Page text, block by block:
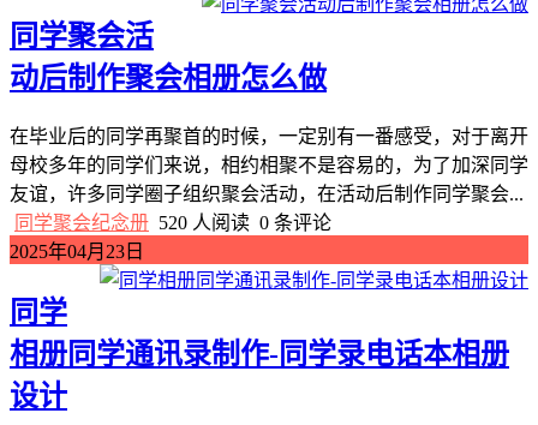
同学聚会活
动后制作聚会相册怎么做
在毕业后的同学再聚首的时候，一定别有一番感受，对于离开
母校多年的同学们来说，相约相聚不是容易的，为了加深同学
友谊，许多同学圈子组织聚会活动，在活动后制作同学聚会...
同学聚会纪念册 520 人阅读 0 条评论
2025年04月23日
同学
相册同学通讯录制作-同学录电话本相册
设计